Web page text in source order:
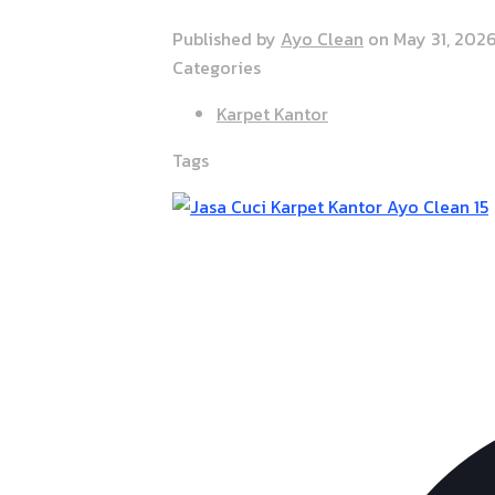
Published by Ayo Clean on May 31,
Categories
Karpet Kantor
Tags